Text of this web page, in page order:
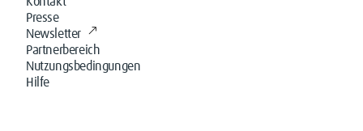
Presse
Newsletter
Partnerbereich
Nutzungsbedingungen
Hilfe